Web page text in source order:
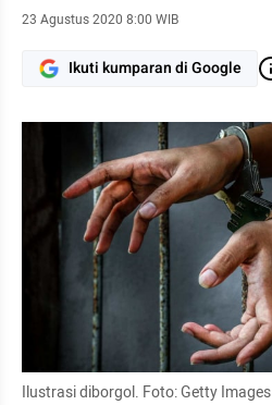
23 Agustus 2020 8:00 WIB
Ikuti kumparan di Google
Ilustrasi diborgol. Foto: GettyImages